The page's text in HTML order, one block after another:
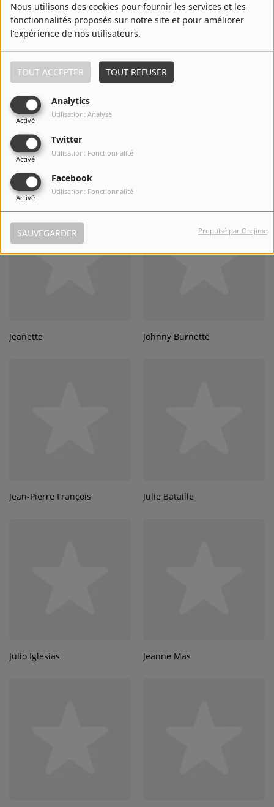
Nous utilisons des cookies pour fournir les services et les
fonctionnalités proposés sur notre site et pour améliorer
l'expérience de nos utilisateurs.
TOUT ACCEPTER TOUT REFUSER
Analytics
Activé
Utilisation: Analyse
Twitter
Activé
Utilisation: Fonctionnalité
Facebook
Activé
Utilisation: Fonctionnalité
SAUVEGARDER Propulsé par Orejime
Jimmy Cliff Jean-Pierre Mader
Joe Cocker
Jeanette Johnny Burnette
Jean-Pierre François Julie Bataille
Julio Iglesias Jeanne Mas